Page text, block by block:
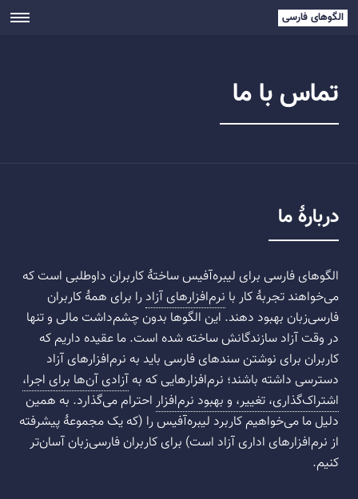
الگوهای فارسی
تماس با ما
دربارهٔ ما
الگوهای فارسی برای لیبره‌آفیس ساختهٔ کاربران داوطلبی است که
می‌خواهند تجربهٔ کار با نرم‌افزارهای آزاد را برای همهٔ کاربران
فارسی‌زبان بهبود دهند. این الگوها بدون چشم‌داشت مالی و تنها
در وقت آزاد سازندگانش ساخته شده است. ما عقیده داریم که
کاربران برای نوشتن سندهای فارسی باید به نرم‌افزارهای آزاد
دسترسی داشته باشند؛ نرم‌افزارهایی که به آزادی آن‌ها برای اجرا،
اشتراک‌گذاری، تغییر، و بهبود نرم‌افزار احترام می‌گذارد. به همین
دلیل ما می‌خواهیم کاربرد لیبره‌آفیس را (که یک مجموعهٔ پیشرفته
از نرم‌افزارهای اداری آزاد است) برای کاربران فارسی‌زبان آسان‌تر
کنیم.